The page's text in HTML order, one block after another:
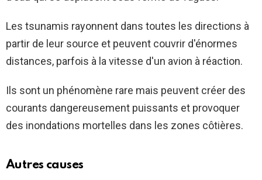
Les tsunamis rayonnent dans toutes les directions à
partir de leur source et peuvent couvrir d'énormes
distances, parfois à la vitesse d'un avion à réaction.
Ils sont un phénomène rare mais peuvent créer des
courants dangereusement puissants et provoquer
des inondations mortelles dans les zones côtières.
Autres causes